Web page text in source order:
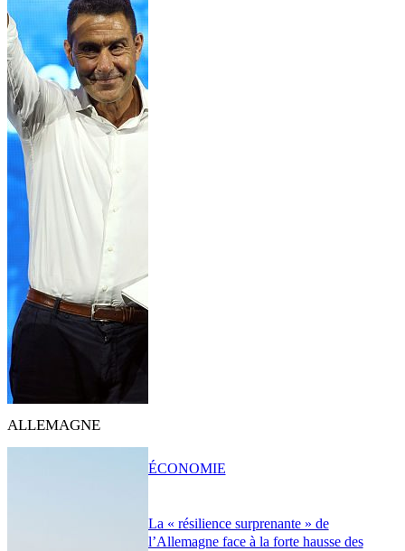
ALLEMAGNE
La « résilience surprenante » de
l’Allemagne face à la forte hausse des
ÉCONOMIE